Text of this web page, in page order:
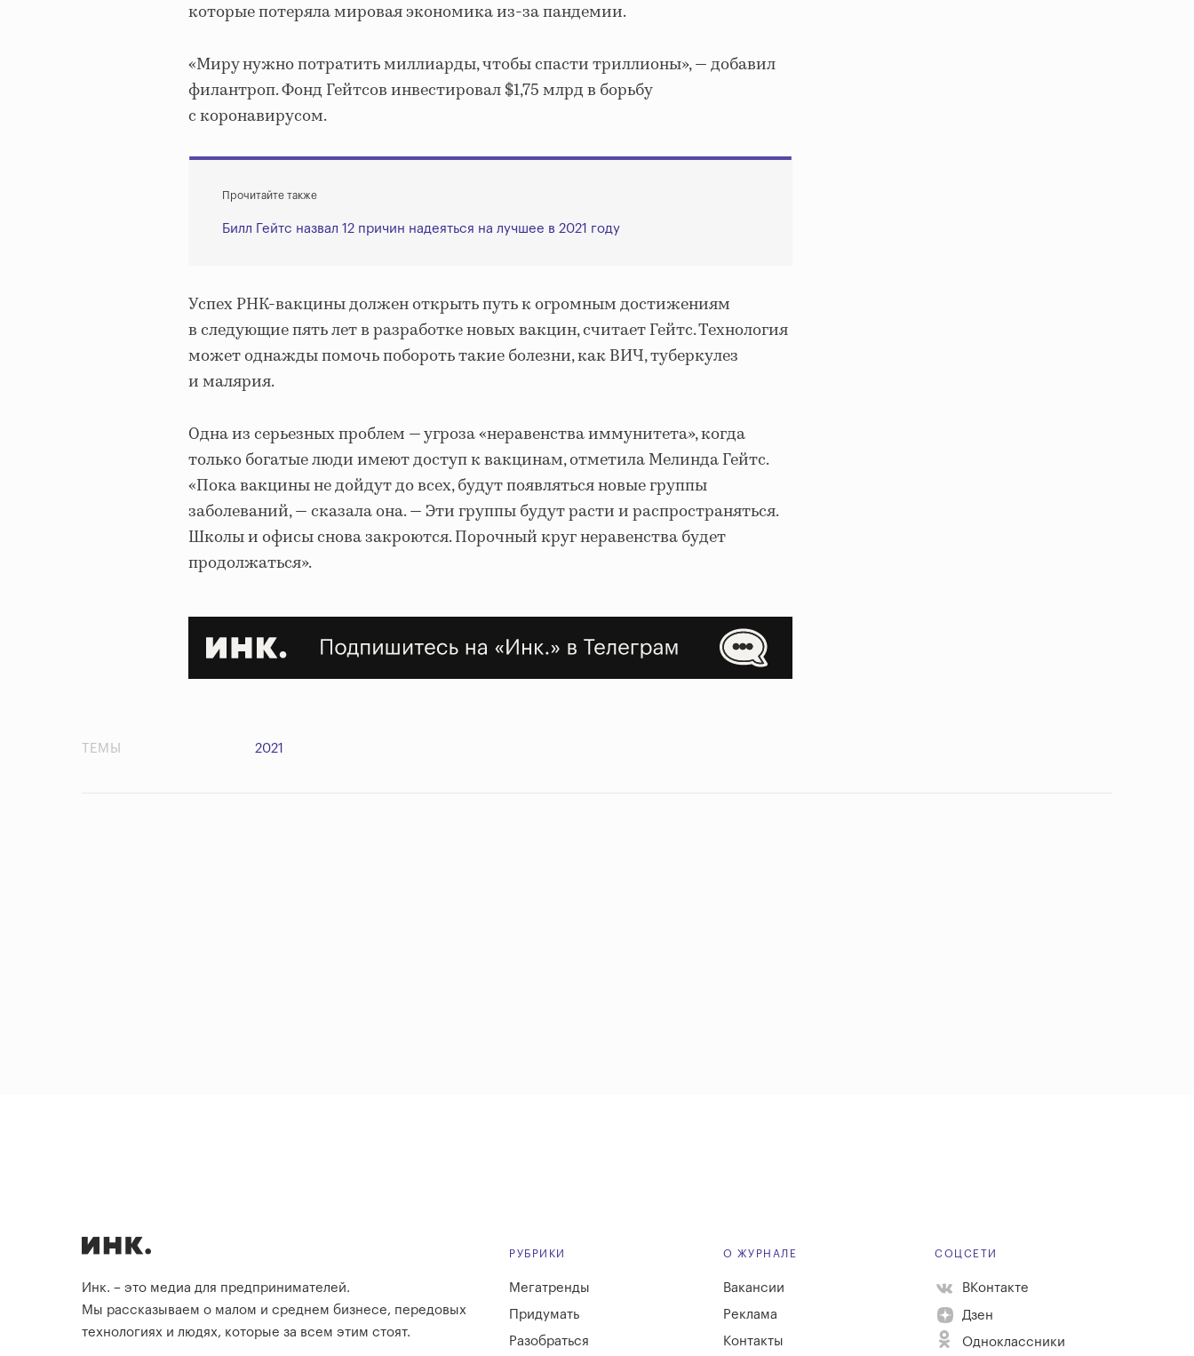
которые потеряла мировая экономика из-за пандемии.
«Миру нужно потратить миллиарды, чтобы спасти триллионы», — добавил
филантроп. Фонд Гейтсов инвестировал $1,75 млрд в борьбу
с коронавирусом.
Прочитайте также
Билл Гейтс назвал 12 причин надеяться на лучшее в 2021 году
Успех РНК-вакцины должен открыть путь к огромным достижениям
в следующие пять лет в разработке новых вакцин, считает Гейтс. Технология
может однажды помочь побороть такие болезни, как ВИЧ, туберкулез
и малярия.
Одна из серьезных проблем — угроза «неравенства иммунитета», когда
только богатые люди имеют доступ к вакцинам, отметила Мелинда Гейтс.
«Пока вакцины не дойдут до всех, будут появляться новые группы
заболеваний, — сказала она. — Эти группы будут расти и распространяться.
Школы и офисы снова закроются. Порочный круг неравенства будет
продолжаться».
ТЕМЫ 2021
Инк. – это медиа для предпринимателей.
Мы рассказываем о малом и среднем бизнесе, передовых
технологиях и людях, которые за всем этим стоят.
РУБРИКИ
Мегатренды
Придумать
Разобраться
О ЖУРНАЛЕ
Вакансии
Реклама
Контакты
СОЦСЕТИ
ВКонтакте
Дзен
Одноклассники